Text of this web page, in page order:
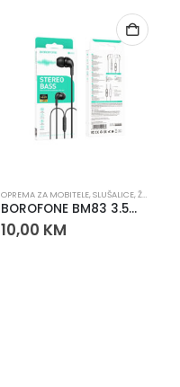
OPREMA ZA MOBITELE,SLUŠALICE,ŽIČANE SLUŠALICE
BOROFONE BM83 3.5mm slušalice
10,00 KM